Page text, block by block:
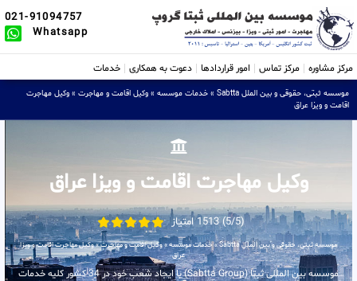
021-91094757
Whatsapp
مرکز مشاوره مرکز تماس امور قراردادها دعوت به همکاری خدمات
موسسه ثبتی، حقوقی و بین الملل Sabtta » خدمات موسسه » وکیل اقامت و مهاجرت » وکیل مهاجرت
اقامت و ویزا عراق
وکیل مهاجرت اقامت و ویزا عراق
(5/5) 1513 امتیاز
موسسه ثبتی، حقوقی و بین الملل Sabtta »خدمات موسسه»وکیل اقامت و مهاجرت»وکیل مهاجرت اقامت و ویزا
عراق
موسسه بین المللی ثبتا (Sabtta Group) با ایجاد شعب خود در 34 کشور کلیه خدمات